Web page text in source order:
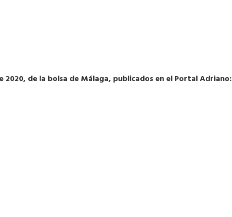
de la bolsa de Málaga, publicados en el Portal Adriano: